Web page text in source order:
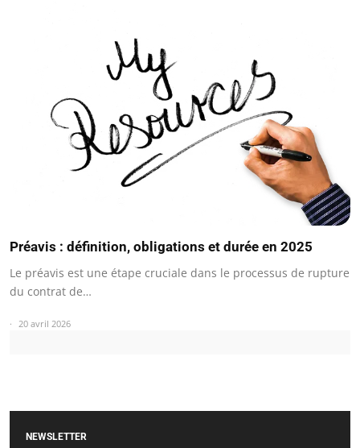
Préavis : définition, obligations et durée en 2025
Le préavis est une étape cruciale dans le processus de rupture
du contrat de…
20 avril 2026
NEWSLETTER